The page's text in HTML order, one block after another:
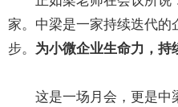
家。中梁是一家持续迭代
步。 为小微企业生命力，持
这是一场月会，更是中